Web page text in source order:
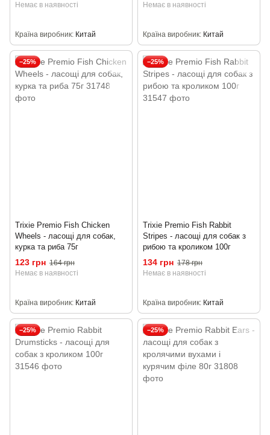
Немає в наявності
Країна виробник Китай
Немає в наявності
Країна виробник Китай
−25%
Trixie Premio Fish Chicken
Wheels - ласощі для собак,
курка та риба 75г
123 грн 164 грн
Немає в наявності
Країна виробник Китай
−25%
Trixie Premio Fish Rabbit
Stripes - ласощі для собак з
рибою та кроликом 100г
134 грн 178 грн
Немає в наявності
Країна виробник Китай
−25% −25%